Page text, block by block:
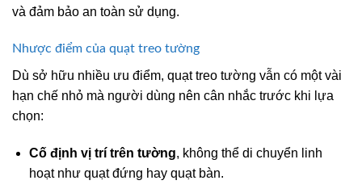
và đảm bảo an toàn sử dụng.
Nhược điểm của quạt treo tường
Dù sở hữu nhiều ưu điểm, quạt treo tường vẫn có một vài
hạn chế nhỏ mà người dùng nên cân nhắc trước khi lựa
chọn:
Cố định vị trí trên tường, không thể di chuyển linh
hoạt như quạt đứng hay quạt bàn.